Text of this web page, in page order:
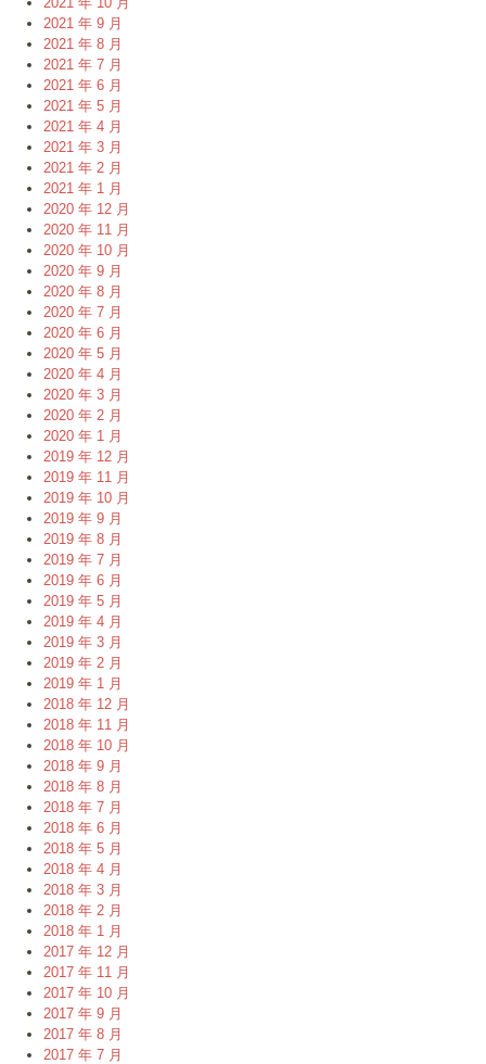
2021 年 9 月
2021 年 8 月
2021 年 7 月
2021 年 6 月
2021 年 5 月
2021 年 4 月
2021 年 3 月
2021 年 2 月
2021 年 1 月
2020 年 12 月
2020 年 11 月
2020 年 10 月
2020 年 9 月
2020 年 8 月
2020 年 7 月
2020 年 6 月
2020 年 5 月
2020 年 4 月
2020 年 3 月
2020 年 2 月
2020 年 1 月
2019 年 12 月
2019 年 11 月
2019 年 10 月
2019 年 9 月
2019 年 8 月
2019 年 7 月
2019 年 6 月
2019 年 5 月
2019 年 4 月
2019 年 3 月
2019 年 2 月
2019 年 1 月
2018 年 12 月
2018 年 11 月
2018 年 10 月
2018 年 9 月
2018 年 8 月
2018 年 7 月
2018 年 6 月
2018 年 5 月
2018 年 4 月
2018 年 3 月
2018 年 2 月
2018 年 1 月
2017 年 12 月
2017 年 11 月
2017 年 10 月
2017 年 9 月
2017 年 8 月
2017 年 7 月